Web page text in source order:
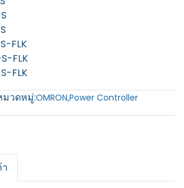
FLK
FLK
FLK
มวดหมู่:OMRON,Power Controller